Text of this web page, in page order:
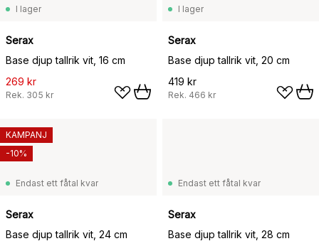
I lager
Serax
Base djup tallrik vit, 16 cm
269 kr
Rek. 305 kr
I lager
Serax
Base djup tallrik vit, 20 cm
419 kr
Rek. 466 kr
Endast ett fåtal kvar
Serax
Base djup tallrik vit, 24 cm
KAMPANJ
-10%
Endast ett fåtal kvar
Serax
Base djup tallrik vit, 28 cm